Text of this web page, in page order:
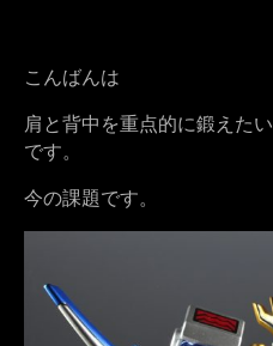
こんばんは
肩と背中を重点的に鍛えたい
です。
今の課題です。